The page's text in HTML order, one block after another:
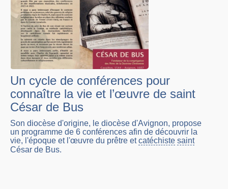
Un cycle de conférences pour
connaître la vie et l’œuvre de saint
César de Bus
Son diocèse d'origine, le diocèse d'Avignon, propose
un programme de 6 conférences afin de découvrir la
vie, l'époque et l'œuvre du prêtre etcatéchiste saint
César de Bus.